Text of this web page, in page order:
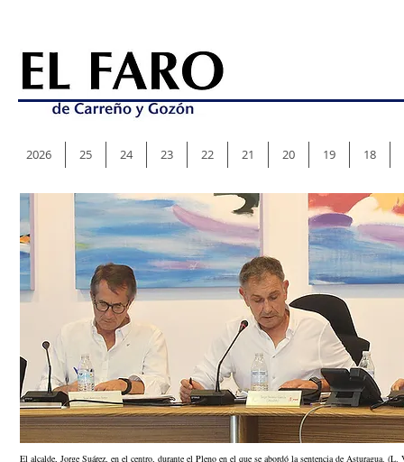
El alcalde, Jorge Suárez, en el centro, durante el Pleno en el que se abordó la sentencia de Asturagua. (L.
2026 25 24 23 22 21 20 19 18